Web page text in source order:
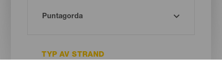
TYP AV STRAND